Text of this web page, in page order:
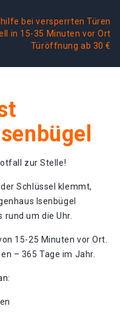
bei versperrten Türen
in 15-35 Minuten vor Ort
Türöffnung ab 30 €
zur Stelle!
Schlüssel klemmt,
Isenbügel
um die Uhr.
15-25 Minuten vor Ort.
– 365 Tage im Jahr.